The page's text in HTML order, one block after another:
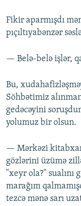
Fikir aparmışdı
pıçıltıyabənzər
— Belə-belə işlər,
Bu,
Söhbətimiz
gedəcəyini
yolumuz bir olsun.
— Mərkəzi
gözlərini üzümə
"xeyr ola?" sualını
marağım
tezcə mənə sarı